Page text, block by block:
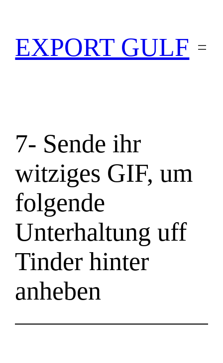
EXPORT GULF
7- Sende ihr
witziges GIF, um
folgende
Unterhaltung uff
Tinder hinter
anheben